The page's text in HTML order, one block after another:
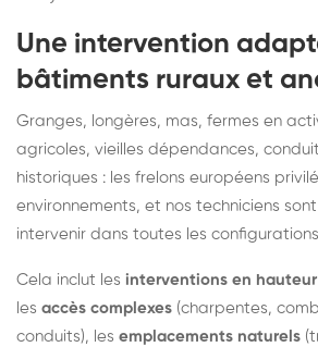
Une intervention
bâtiments ruraux et
Granges, longères, mas, fermes en
agricoles, vieilles dépendances,
historiques : les frelons européens
environnements, et nos techniciens
intervenir dans toutes les
Cela inclut les interventions en hauteur
les accès complexes (charpentes,
conduits), les emplacements naturels